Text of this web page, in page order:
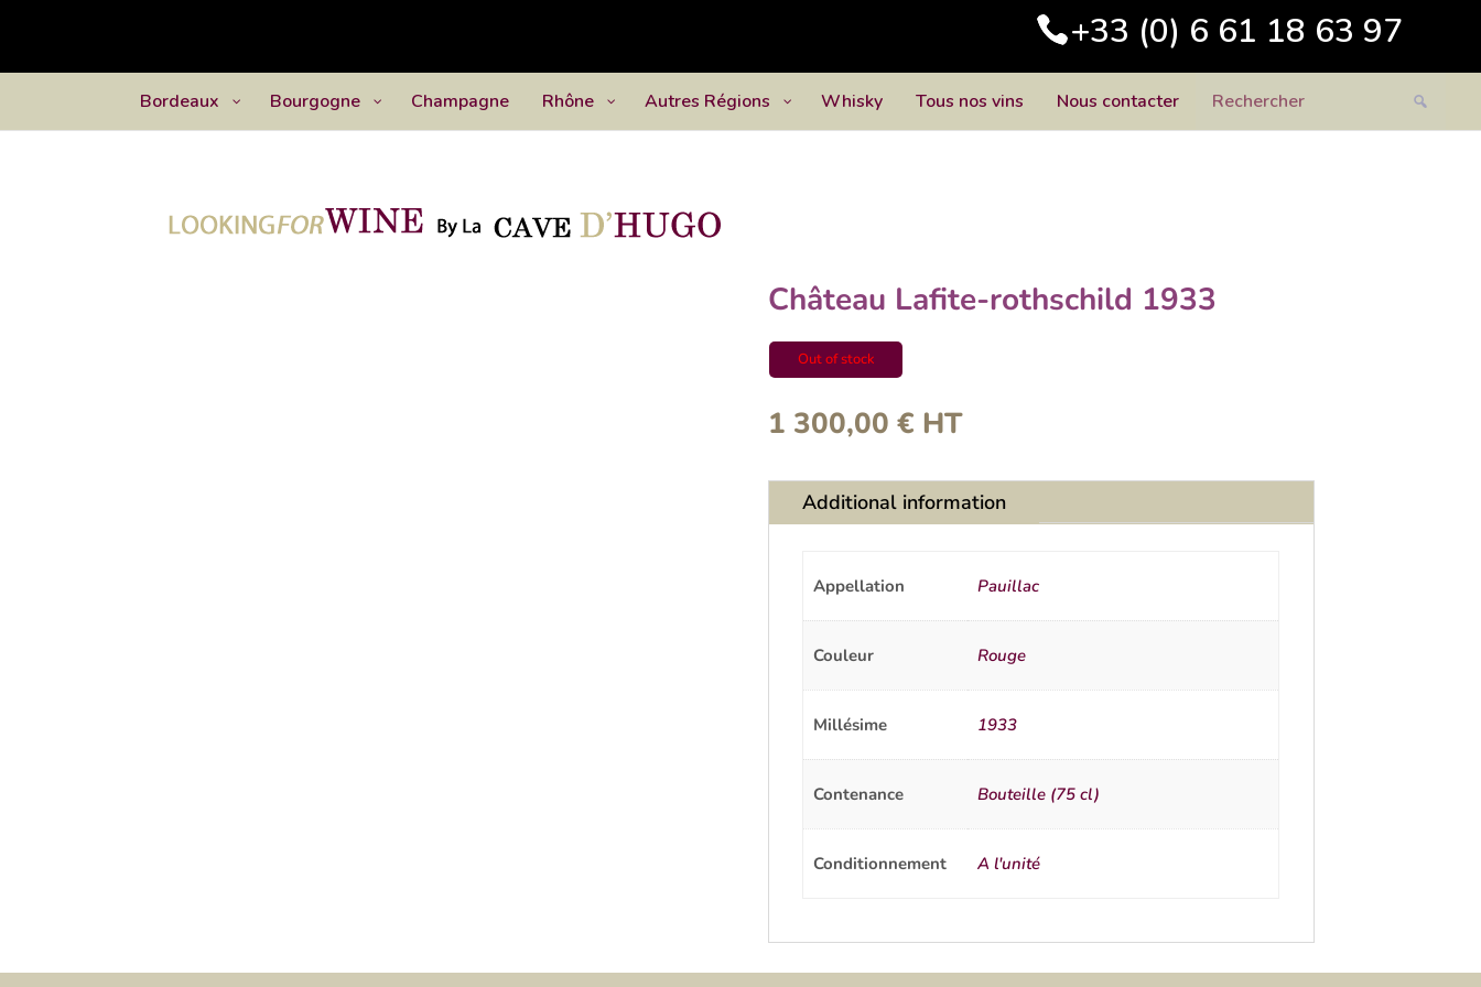
+33 (0) 6 61 18 63 97
Bordeaux Bourgogne Champagne Rhône Autres Régions Whisky Tous nos vins Nous contacter
Château Lafite-rothschild 1933
Out of stock
1 300,00 € HT
Additional information
Appellation Pauillac
Couleur Rouge
Millésime 1933
Contenance Bouteille (75 cl)
Conditionnement A l'unité